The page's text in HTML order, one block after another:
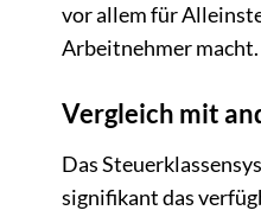
vor allem für
Arbeitnehmer macht.
Vergleich mit
Das
signifikant das